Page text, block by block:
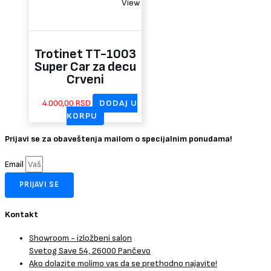
View
Trotinet TT-1003
Super Car za decu
Crveni
4.000,00RSD
DODAJ U
KORPU
Prijavi se za obaveštenja mailom o specijalnim ponudama!
Email
PRIJAVI SE
Kontakt
Showroom - izložbeni salon
Svetog Save 54, 26000 Pančevo
Ako dolazite molimo vas da se prethodno najavite!